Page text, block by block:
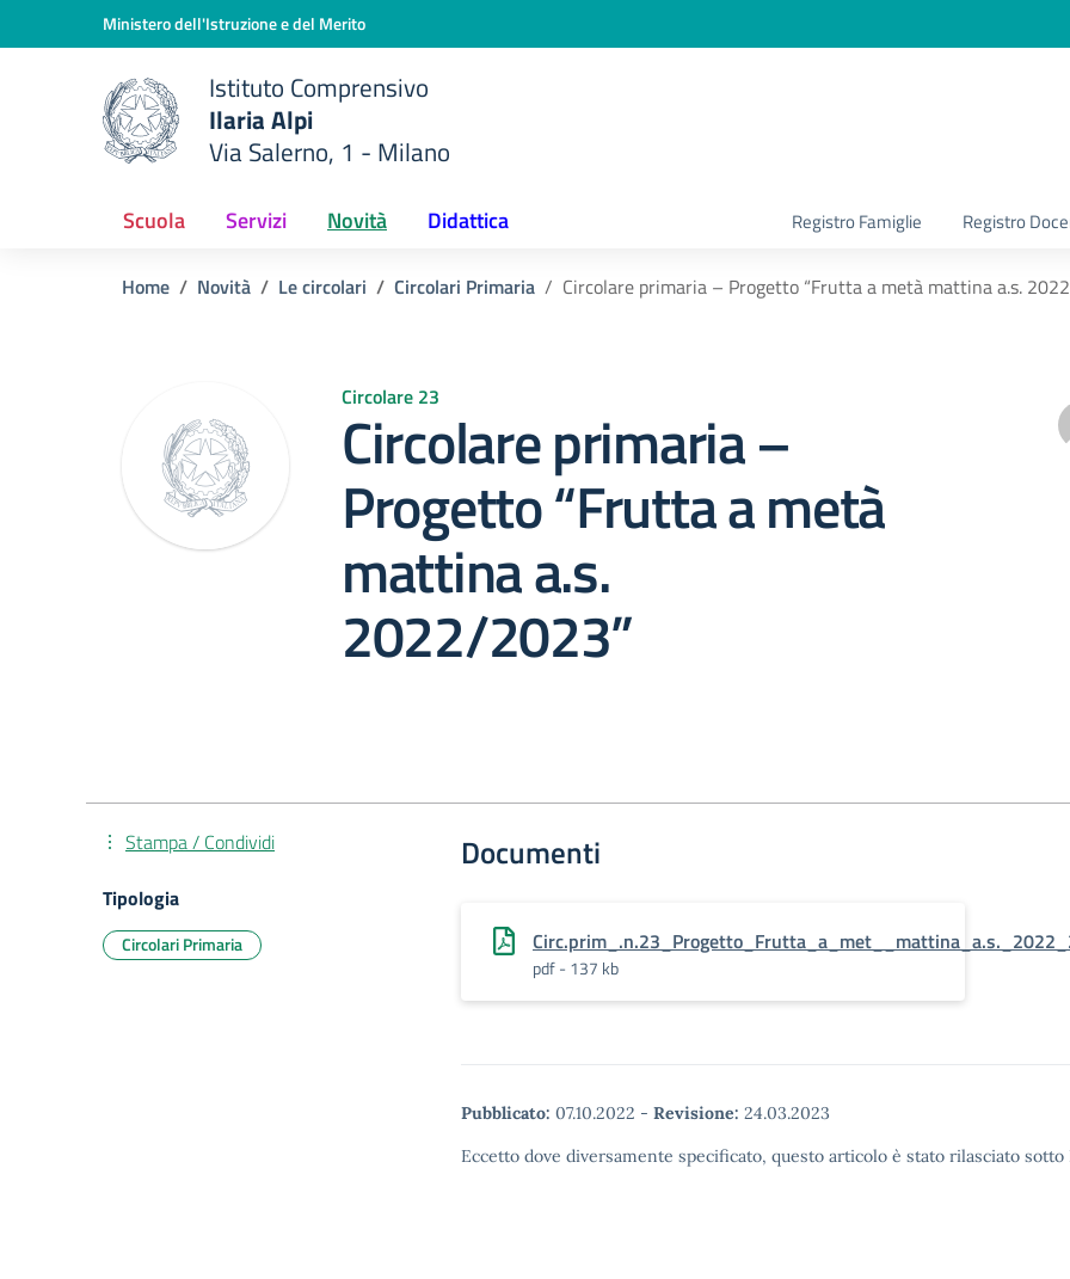
Vai ai contenuti
Vai al menu di navigazioneMinistero dell'Istruzione e del Merito
scuola
Istituto Comprensivo
Ilaria Alpi
Via Salerno, 1 - Milano
Scuola Servizi Novità Didattica Registro Famiglie Registro
Home Novità Le circolari Circolari Primaria Circolare primaria – Progetto “Frutta a metà mattina a.s.
Circolare 23
Circolare primaria –
Progetto “Frutta a metà
mattina a.s.
2022/2023”
Documenti
pdf - 137 kb
Pubblicato: 07.10.2022 - Revisione: 24.03.2023
Eccetto dove diversamente specificato, questo articolo è stato rilasciato
Stampa / Condividi
Tipologia
Circolari Primaria